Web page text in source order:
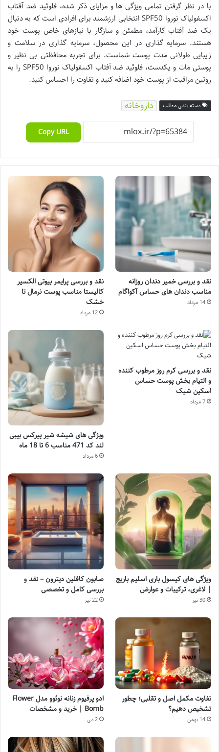
با در نظر گرفتن تمامی ویژگی ها و مزایای ذکر شده، فلوئید ضد آفتاب
اکسفولیاک نوروا SPF50 انتخابی ارزشمند برای افرادی است که به دنبال
یک ضد آفتاب کارآمد، مطمئن و سازگار با نیازهای خاص پوست خود
هستند. سرمایه گذاری در این محصول، سرمایه گذاری در سلامت و
زیبایی طولانی مدت پوست شماست. برای تجربه محافظتی بی نظیر و
پوستی مات و یکدست، فلوئید ضد آفتاب اکسفولیاک نوروا SPF50 را به
روتین مراقبت از پوست خود اضافه کنید و تفاوت را احساس کنید.
دسته بندی مطلب داروخانه
Copy URL
نقد و بررسی خمیر دندان روزانه
مناسب دندان های حساس آکواگام
14 مرداد
نقد و بررسی پرایمر بیوتی الکسیر
کالیستا مناسب پوست نرمال تا
خشک
12 مرداد
نقد و بررسی کرم روز مرطوب کننده
و التیام بخش پوست حساس
اسکین شیک
7 مرداد
ویژگی های شیشه شیر پیرکس بیبی
لند کد 471 مناسب 6 تا 18 ماه
6 مرداد
ویژگی های کپسول باری اسلیم باریج
| لاغری، ترکیبات و عوارض
30 تیر
صابون کافئین دیترون – نقد و
بررسی کامل و تخصصی
22 تیر
تفاوت مکمل اصل و تقلبی؛ چطور
تشخیص دهیم؟
14 بهمن
ادو پرفیوم زنانه نوئوو مدل Flower
Bomb | خرید و مشخصات
2 دی